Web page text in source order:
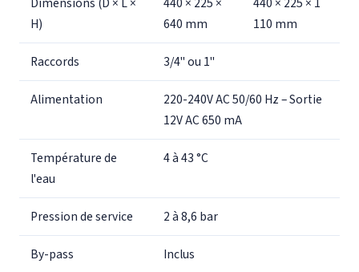
H)
640 mm
110 mm
Raccords 3/4" ou 1"
Alimentation
220-240V AC 50/60 Hz – Sortie
12V AC 650 mA
Température de
l'eau
4 à 43 °C
Pression de service 2 à 8,6 bar
By-pass Inclus